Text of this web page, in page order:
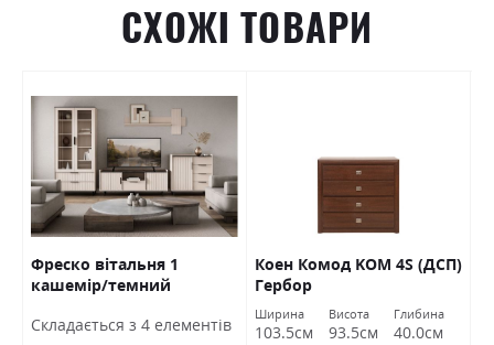
СХОЖІ ТОВАРИ
Фреско вітальня 1
кашемір/темний
Cкладається з 4 елементів
Коен Комод KOM 4S (ДСП)
Гербор
Ширина
103.5см
Висота
93.5см
Глибина
40.0см